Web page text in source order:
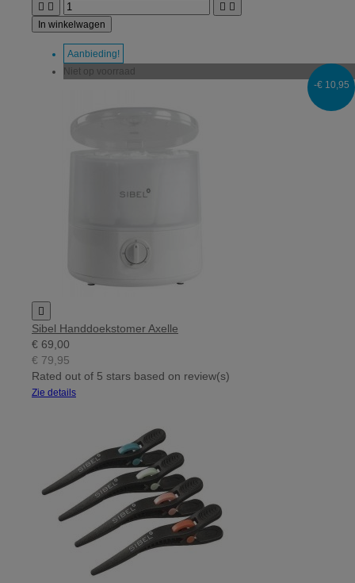
   
In winkelwagen
Aanbieding!
-€ 10,95
Niet op voorraad

Sibel Handdoekstomer Axelle
€ 69,00
€ 79,95
Rated out of 5 stars based on review(s)
Zie details